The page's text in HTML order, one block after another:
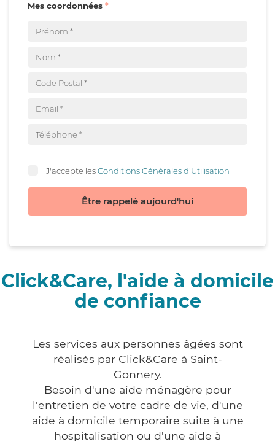
Mes coordonnées
J'accepte lesConditions Générales d'Utilisation
Être rappelé aujourd'hui
Click&Care, l'aide à domicile
de confiance
Les services aux personnes âgées sont
réalisés par Click&Care à Saint-
Gonnery.
Besoin d'une aide ménagère pour
l'entretien de votre cadre de vie, d'une
aide à domicile temporaire suite à une
hospitalisation ou d'une aide à